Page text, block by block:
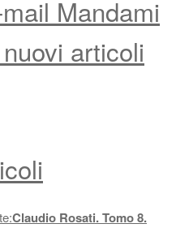
Mandami
articoli
Claudio Rosati. Tomo 8.